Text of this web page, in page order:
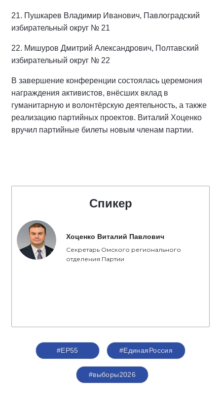
21. Пушкарев Владимир Иванович, Павлоградский
избирательный округ № 21
22. Мишуров Дмитрий Александрович, Полтавский
избирательный округ № 22
В завершение конференции состоялась церемония
награждения активистов, внёсших вклад в
гуманитарную и волонтёрскую деятельность, а также
реализацию партийных проектов. Виталий Хоценко
вручил партийные билеты новым членам партии.
Спикер
Хоценко Виталий Павлович
Секретарь Омского регионального
отделения Партии
#ЕР55 #‎ЕдинаяРоссия
#выборы2026